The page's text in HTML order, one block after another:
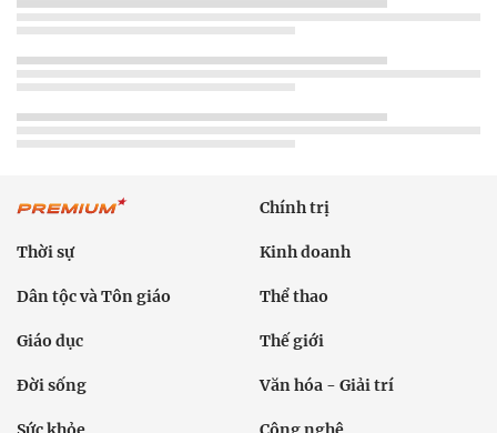
Chính trị
Thời sự Kinh doanh
Dân tộc và Tôn giáo Thể thao
Giáo dục Thế giới
Đời sống Văn hóa - Giải trí